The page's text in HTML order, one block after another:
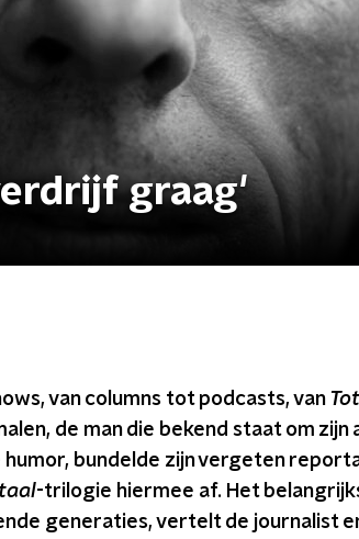
graag'
van columns tot podcasts, van
de man die bekend staat om
bundelde zijn vergeten
-trilogie hiermee af. Het
generaties, vertelt de journalist